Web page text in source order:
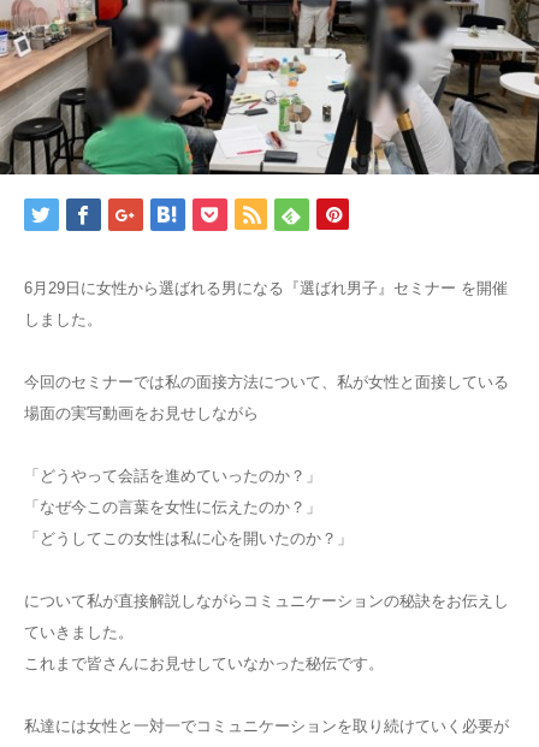
6月29日に女性から選ばれる男になる『選ばれ男子』セミナー を開催
しました。
今回のセミナーでは私の面接方法について、私が女性と面接している
場面の実写動画をお見せしながら
「どうやって会話を進めていったのか？」
「なぜ今この言葉を女性に伝えたのか？」
「どうしてこの女性は私に心を開いたのか？」
について私が直接解説しながらコミュニケーションの秘訣をお伝えし
ていきました。
これまで皆さんにお見せしていなかった秘伝です。
私達には女性と一対一でコミュニケーションを取り続けていく必要が